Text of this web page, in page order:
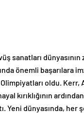
sanatları dünyasının
önemli başarılara
oldu. Kerr,
kırıklığının ardından
Yeni dünyasında, her